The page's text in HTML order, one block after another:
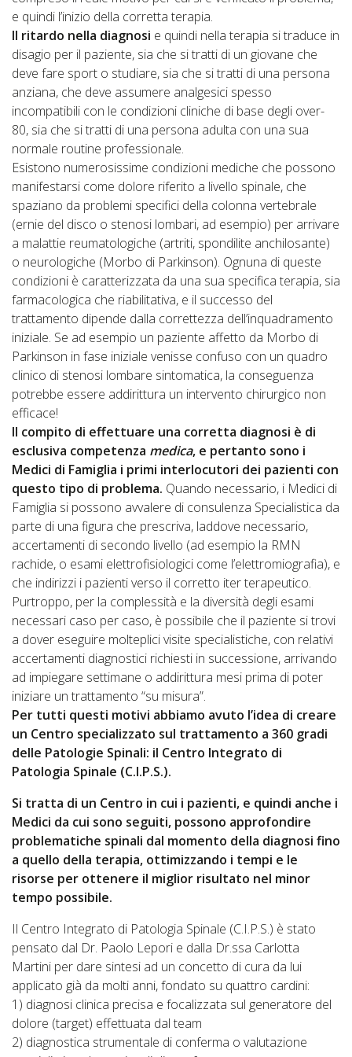
e quindi l’inizio della corretta terapia.
Il ritardo nella diagnosi e quindi nella terapia si traduce in
disagio per il paziente, sia che si tratti di un giovane che
deve fare sport o studiare, sia che si tratti di una persona
anziana, che deve assumere analgesici spesso
incompatibili con le condizioni cliniche di base degli over-
80, sia che si tratti di una persona adulta con una sua
normale routine professionale.
Esistono numerosissime condizioni mediche che possono
manifestarsi come dolore riferito a livello spinale, che
spaziano da problemi specifici della colonna vertebrale
(ernie del disco o stenosi lombari, ad esempio) per arrivare
a malattie reumatologiche (artriti, spondilite anchilosante)
o neurologiche (Morbo di Parkinson). Ognuna di queste
condizioni è caratterizzata da una sua specifica terapia, sia
farmacologica che riabilitativa, e il successo del
trattamento dipende dalla correttezza dell’inquadramento
iniziale. Se ad esempio un paziente affetto da Morbo di
Parkinson in fase iniziale venisse confuso con un quadro
clinico di stenosi lombare sintomatica, la conseguenza
potrebbe essere addirittura un intervento chirurgico non
efficace!
Il compito di effettuare una corretta diagnosi è di
esclusiva competenza medica, e pertanto sono i
Medici di Famiglia i primi interlocutori dei pazienti con
questo tipo di problema. Quando necessario, i Medici di
Famiglia si possono avvalere di consulenza Specialistica da
parte di una figura che prescriva, laddove necessario,
accertamenti di secondo livello (ad esempio la RMN
rachide, o esami elettrofisiologici come l’elettromiografia), e
che indirizzi i pazienti verso il corretto iter terapeutico.
Purtroppo, per la complessità e la diversità degli esami
necessari caso per caso, è possibile che il paziente si trovi
a dover eseguire molteplici visite specialistiche, con relativi
accertamenti diagnostici richiesti in successione, arrivando
ad impiegare settimane o addirittura mesi prima di poter
iniziare un trattamento “su misura”.
Per tutti questi motivi abbiamo avuto l’idea di creare
un Centro specializzato sul trattamento a 360 gradi
delle Patologie Spinali: il Centro Integrato di
Patologia Spinale (C.I.P.S.).
Si tratta di un Centro in cui i pazienti, e quindi anche i
Medici da cui sono seguiti, possono approfondire
problematiche spinali dal momento della diagnosi fino
a quello della terapia, ottimizzando i tempi e le
risorse per ottenere il miglior risultato nel minor
tempo possibile.
Il Centro Integrato di Patologia Spinale (C.I.P.S.) è stato
pensato dal Dr. Paolo Lepori e dalla Dr.ssa Carlotta
Martini per dare sintesi ad un concetto di cura da lui
applicato già da molti anni, fondato su quattro cardini:
1) diagnosi clinica precisa e focalizzata sul generatore del
dolore (target) effettuata dal team
2) diagnostica strumentale di conferma o valutazione